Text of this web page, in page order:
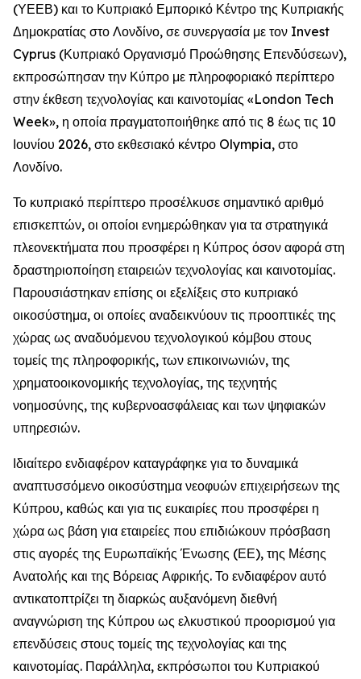
(ΥΕΕΒ) και το Κυπριακό Εμπορικό Κέντρο της Κυπριακής
Δημοκρατίας στο Λονδίνο, σε συνεργασία με τον Invest
Cyprus (Κυπριακό Οργανισμό Προώθησης Επενδύσεων),
εκπροσώπησαν την Κύπρο με πληροφοριακό περίπτερο
στην έκθεση τεχνολογίας και καινοτομίας «London Tech
Week», η οποία πραγματοποιήθηκε από τις 8 έως τις 10
Ιουνίου 2026, στο εκθεσιακό κέντρο Olympia, στο
Λονδίνο.
Το κυπριακό περίπτερο προσέλκυσε σημαντικό αριθμό
επισκεπτών, οι οποίοι ενημερώθηκαν για τα στρατηγικά
πλεονεκτήματα που προσφέρει η Κύπρος όσον αφορά στη
δραστηριοποίηση εταιρειών τεχνολογίας και καινοτομίας.
Παρουσιάστηκαν επίσης οι εξελίξεις στο κυπριακό
οικοσύστημα, οι οποίες αναδεικνύουν τις προοπτικές της
χώρας ως αναδυόμενου τεχνολογικού κόμβου στους
τομείς της πληροφορικής, των επικοινωνιών, της
χρηματοοικονομικής τεχνολογίας, της τεχνητής
νοημοσύνης, της κυβερνοασφάλειας και των ψηφιακών
υπηρεσιών.
Ιδιαίτερο ενδιαφέρον καταγράφηκε για το δυναμικά
αναπτυσσόμενο οικοσύστημα νεοφυών επιχειρήσεων της
Κύπρου, καθώς και για τις ευκαιρίες που προσφέρει η
χώρα ως βάση για εταιρείες που επιδιώκουν πρόσβαση
στις αγορές της Ευρωπαϊκής Ένωσης (ΕΕ), της Μέσης
Ανατολής και της Βόρειας Αφρικής. Το ενδιαφέρον αυτό
αντικατοπτρίζει τη διαρκώς αυξανόμενη διεθνή
αναγνώριση της Κύπρου ως ελκυστικού προορισμού για
επενδύσεις στους τομείς της τεχνολογίας και της
καινοτομίας. Παράλληλα, εκπρόσωποι του Κυπριακού